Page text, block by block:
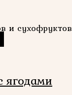
и сухофруктов
ягодами